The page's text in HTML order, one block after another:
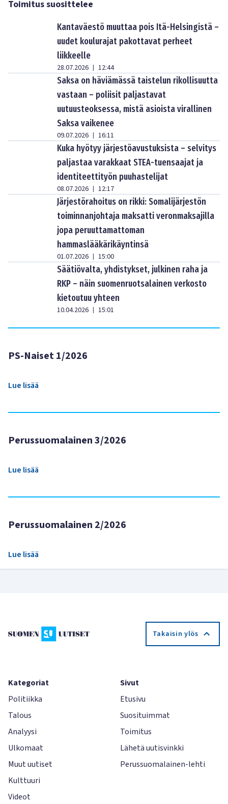
Toimitus suosittelee
Kantaväestö muuttaa pois Itä-Helsingistä –
uudet koulurajat pakottavat perheet
liikkeelle
28.07.2026 | 12:44
Saksa on häviämässä taistelun rikollisuutta
vastaan – poliisit paljastavat
uutuusteoksessa, mistä asioista virallinen
Saksa vaikenee
09.07.2026 | 16:11
Kuka hyötyy järjestöavustuksista – selvitys
paljastaa varakkaat STEA-tuensaajat ja
identiteettityön puuhastelijat
08.07.2026 | 12:17
Järjestörahoitus on rikki: Somalijärjestön
toiminnanjohtaja maksatti veronmaksajilla
jopa peruuttamattoman
hammaslääkärikäyntinsä
01.07.2026 | 15:00
Säätiövalta, yhdistykset, julkinen raha ja
RKP – näin suomenruotsalainen verkosto
kietoutuu yhteen
10.04.2026 | 15:01
PS-Naiset 1/2026
Lue lisää
Perussuomalainen 3/2026
Lue lisää
Perussuomalainen 2/2026
Lue lisää
Takaisin ylös
Kategoriat
Politiikka
Talous
Analyysi
Ulkomaat
Muut uutiset
Kulttuuri
Videot
Sivut
Etusivu
Suosituimmat
Toimitus
Lähetä uutisvinkki
Perussuomalainen-lehti